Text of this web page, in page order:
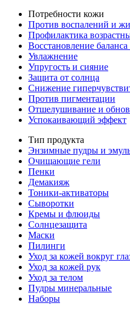
Потребности кожи
Против воспалений и
Профилактика
Восстановление
Увлажнение
Упругость и сияние
Защита от солнца
Снижение
Против пигментации
Отшелушивание и
Успокаивающий эффект
Тип продукта
Энзимные пудры и
Очищающие гели
Пенки
Демакияж
Тоники-активаторы
Сыворотки
Кремы и флюиды
Солнцезащита
Маски
Пилинги
Уход за кожей вокруг
Уход за кожей рук
Уход за телом
Пудры минеральные
Наборы